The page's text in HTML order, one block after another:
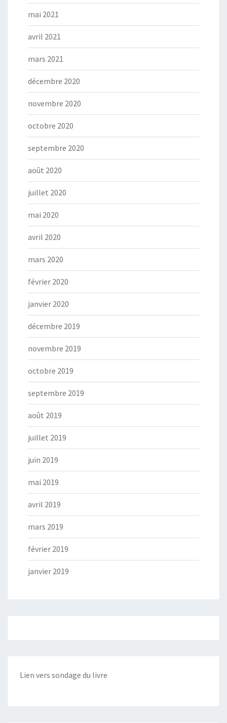
mai 2021
avril 2021
mars 2021
décembre 2020
novembre 2020
octobre 2020
septembre 2020
août 2020
juillet 2020
mai 2020
avril 2020
mars 2020
février 2020
janvier 2020
décembre 2019
novembre 2019
octobre 2019
septembre 2019
août 2019
juillet 2019
juin 2019
mai 2019
avril 2019
mars 2019
février 2019
janvier 2019
Lien vers sondage du livre